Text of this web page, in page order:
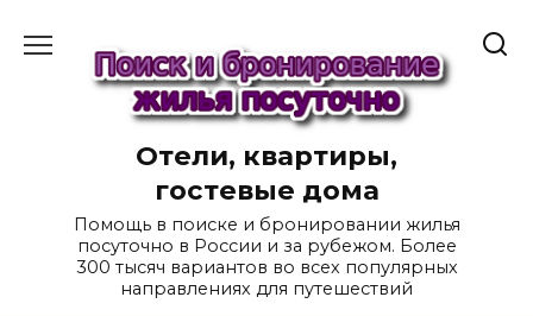
содержанию
Отели, квартиры,
гостевые дома
Помощь в поиске и бронировании жилья
посуточно в России и за рубежом. Более
300 тысяч вариантов во всех популярных
направлениях для путешествий